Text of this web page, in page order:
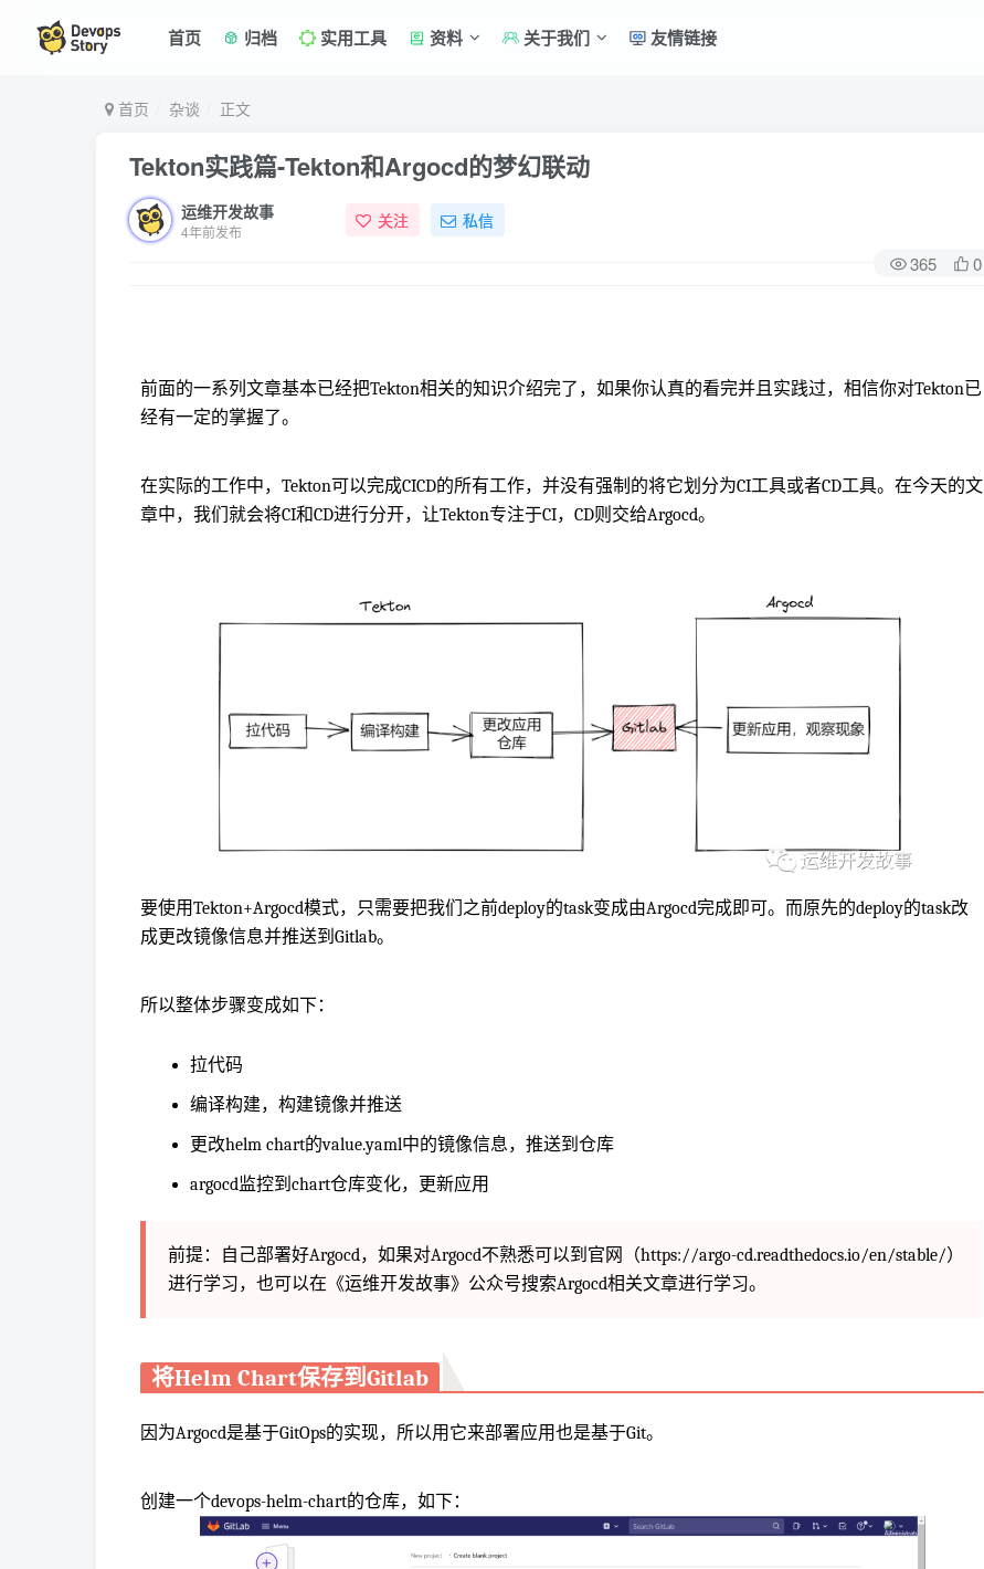
首页 归档 实用工具 资料 关于我们 友情链接
首页 杂谈 正文
Tekton实践篇-Tekton和Argocd的梦幻联动
运维开发故事
4年前发布 关注 私信
365 0
前面的一系列文章基本已经把Tekton相关的知识介绍完了，如果你认真的看完并且实践过，相信你对Tekton已
经有一定的掌握了。
在实际的工作中，Tekton可以完成CICD的所有工作，并没有强制的将它划分为CI工具或者CD工具。在今天的文
章中，我们就会将CI和CD进行分开，让Tekton专注于CI，CD则交给Argocd。
要使用Tekton+Argocd模式，只需要把我们之前deploy的task变成由Argocd完成即可。而原先的deploy的task改
成更改镜像信息并推送到Gitlab。
所以整体步骤变成如下：
拉代码
编译构建，构建镜像并推送
更改helm chart的value.yaml中的镜像信息，推送到仓库
argocd监控到chart仓库变化，更新应用
前提：自己部署好Argocd，如果对Argocd不熟悉可以到官网（https://argo-cd.readthedocs.io/en/stable/）
进行学习，也可以在《运维开发故事》公众号搜索Argocd相关文章进行学习。
将Helm Chart保存到Gitlab
因为Argocd是基于GitOps的实现，所以用它来部署应用也是基于Git。
创建一个devops-helm-chart的仓库，如下：